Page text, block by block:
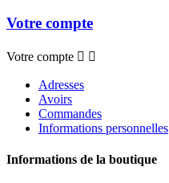
Votre compte
Votre compte  
Adresses
Avoirs
Commandes
Informations personnelles
Informations de la boutique